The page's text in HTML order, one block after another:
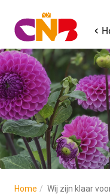
Home Wij zijn klaar